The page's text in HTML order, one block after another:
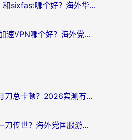
Malus好用吗？和sixfast哪个好？海外华人亲测3款热门回国加速器，附排名指南
ChickCN和爱加速VPN哪个好？海外党亲测3款回国加速器，这一款才是无缝访问国内资源的最优解
美国打天涯明月刀总卡顿？2026实测有效的加速器推荐（附跨平台使用技巧）
乌克兰怎么玩一刀传世？海外党国服游戏加速终极指南（附天下-异兽山海街头篮球实测）